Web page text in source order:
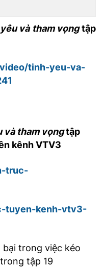
và tham vọngtập
tinh-yeu-va-
và tham vọngtập
kênh VTV3
truc-
tuyen-kenh-vtv3-
bại trong việc kéo
tập 19